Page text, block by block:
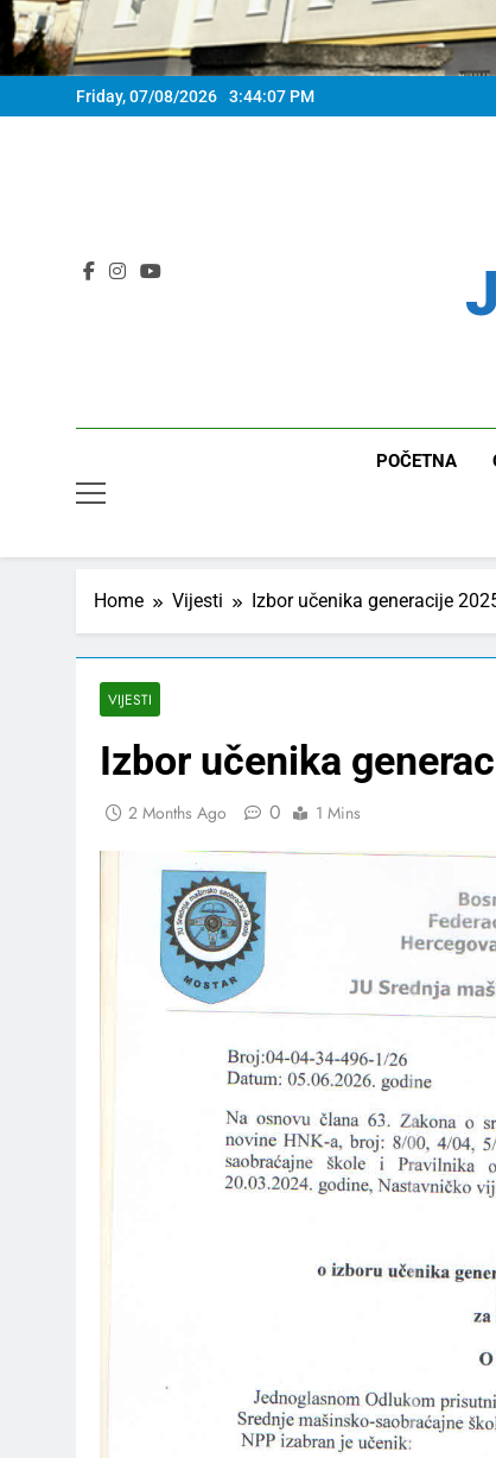
Friday, 07/08/2026 3:44:09 PM
POČETNA
Home Vijesti Izbor učenika generacije
VIJESTI
Izbor učenika
2 Months Ago 0 1 Mins